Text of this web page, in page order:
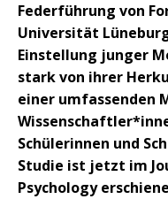
Federführung von
Universität
Einstellung junger
stark von ihrer
einer umfassenden
Schülerinnen und
Studie ist jetzt im
Psychology